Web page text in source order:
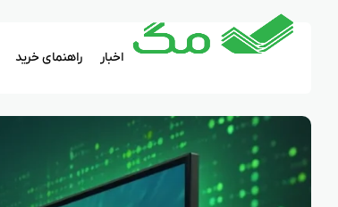
اخبار راهنمای خرید